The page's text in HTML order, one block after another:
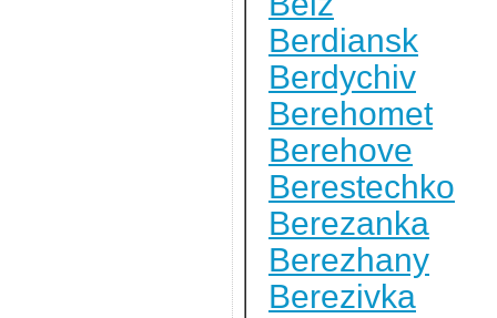
Berdiansk
Berdychiv
Berehomet
Berehove
Berestechko
Berezanka
Berezhany
Berezivka